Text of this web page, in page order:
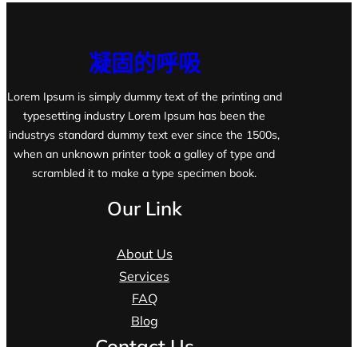
凝固的呼吸
Lorem Ipsum is simply dummy text of the printing and
typesetting industry Lorem Ipsum has been the
industrys standard dummy text ever since the 1500s,
when an unknown printer took a galley of type and
scrambled it to make a type specimen book.
Our Link
About Us
Services
FAQ
Blog